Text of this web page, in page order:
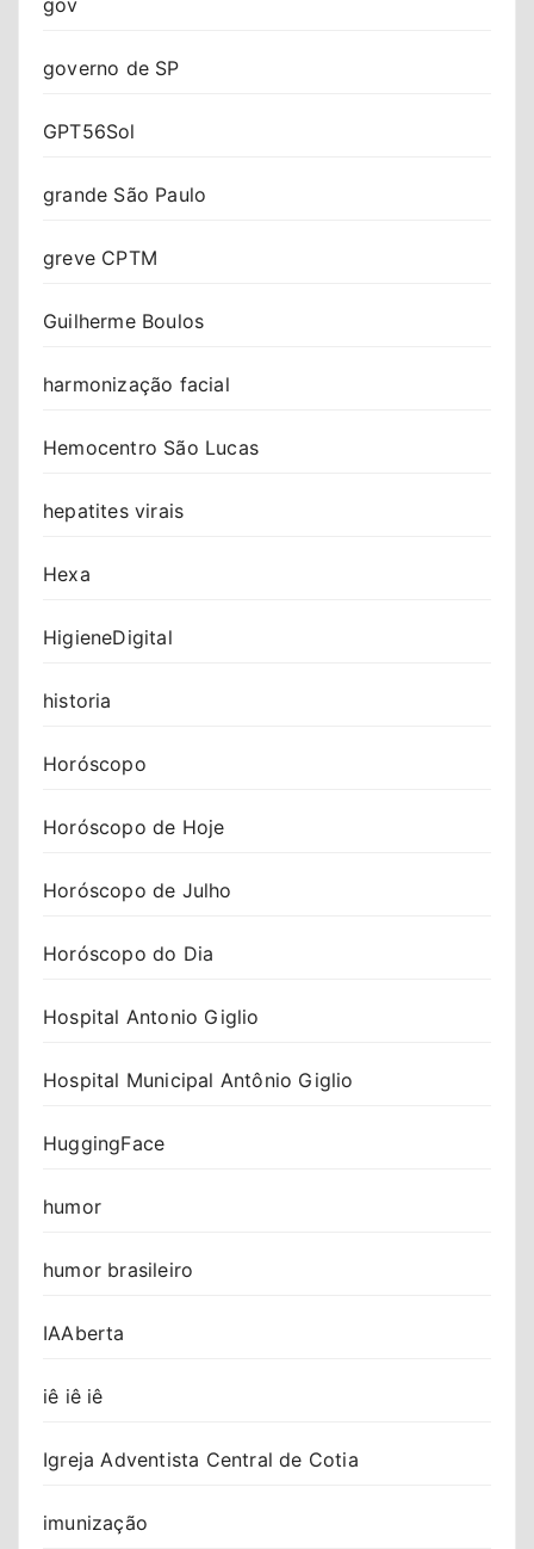
governo de SP
GPT56Sol
grande São Paulo
greve CPTM
Guilherme Boulos
harmonização facial
Hemocentro São Lucas
hepatites virais
Hexa
HigieneDigital
historia
Horóscopo
Horóscopo de Hoje
Horóscopo de Julho
Horóscopo do Dia
Hospital Antonio Giglio
Hospital Municipal Antônio Giglio
HuggingFace
humor
humor brasileiro
IAAberta
iê iê iê
Igreja Adventista Central de Cotia
imunização